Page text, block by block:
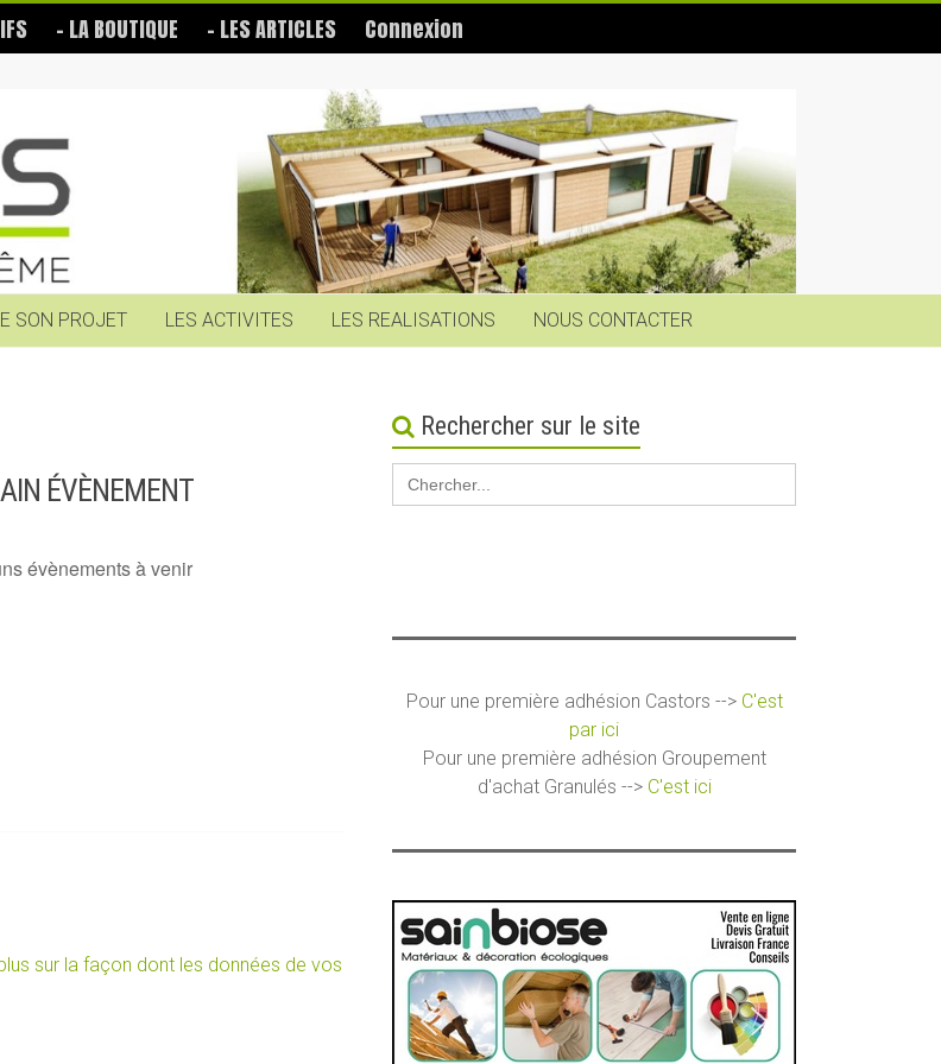
– LA BOUTIQUE – LES ARTICLES Connexion
SON PROJET LES ACTIVITES LES REALISATIONS NOUS CONTACTER
ÉVÈNEMENT
évènements à venir
sur la façon dont les données de vos
Rechercher sur le site
Search
for:
Pour une première adhésion Castors --> C'est
par ici
Pour une première adhésion Groupement
d'achat Granulés --> C'est ici